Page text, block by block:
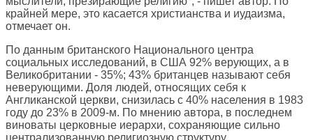
крайней мере, это касается христианства и иудаизма,
отмечает он.
По данным британского Национального центра
социальных исследований, в США 92% верующих, а в
Великобритании - 35%; 43% британцев называют себя
неверующими. Доля людей, относящих себя к
Англиканской церкви, снизилась с 40% населения в 1983
году до 23% в 2009-м. По мнению автора, в последнем
виноваты церковные иерархи, сохраняющие сильно